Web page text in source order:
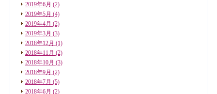
2019年6月 (2)
2019年5月 (4)
2019年4月 (2)
2019年3月 (3)
2018年12月 (1)
2018年11月 (2)
2018年10月 (3)
2018年9月 (2)
2018年7月 (5)
2018年6月 (2)